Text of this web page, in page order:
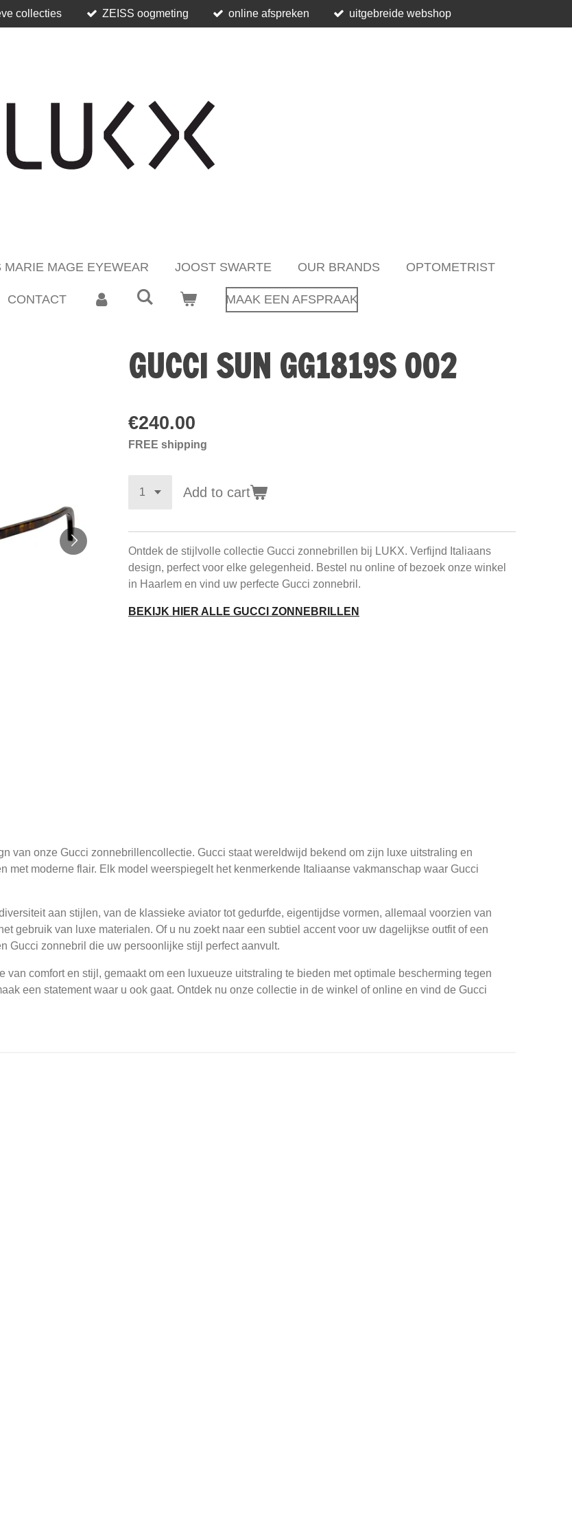
collecties ZEISS oogmeting online afspreken uitgebreide webshop
MARIE MAGE EYEWEAR JOOST SWARTE OUR BRANDS OPTOMETRIST
CONTACT MAAK EEN AFSPRAAK
GUCCI SUN GG1819S 002
€240.00
FREE shipping
Add to cart
Ontdek de stijlvolle collectie Gucci zonnebrillen bij LUKX. Verfijnd Italiaans
design, perfect voor elke gelegenheid. Bestel nu online of bezoek onze winkel
in Haarlem en vind uw perfecte Gucci zonnebril.
BEKIJK HIER ALLE GUCCI ZONNEBRILLEN
van onze Gucci zonnebrillencollectie. Gucci staat wereldwijd bekend om zijn luxe uitstraling en
met moderne flair. Elk model weerspiegelt het kenmerkende Italiaanse vakmanschap waar Gucci
aan stijlen, van de klassieke aviator tot gedurfde, eigentijdse vormen, allemaal voorzien van
gebruik van luxe materialen. Of u nu zoekt naar een subtiel accent voor uw dagelijkse outfit of een
Gucci zonnebril die uw persoonlijke stijl perfect aanvult.
comfort en stijl, gemaakt om een luxueuze uitstraling te bieden met optimale bescherming tegen
een statement waar u ook gaat. Ontdek nu onze collectie in de winkel of online en vind de Gucci